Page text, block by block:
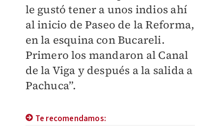
le gustó tener a unos indios ahí
al inicio de Paseo de la Reforma,
en la esquina con Bucareli.
Primero los mandaron al Canal
de la Viga y después a la salida a
Pachuca”.
Te recomendamos: